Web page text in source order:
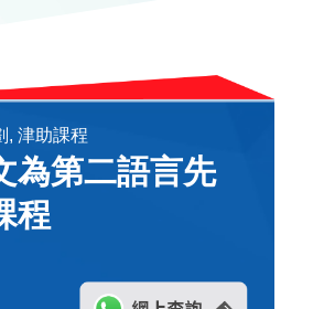
, 津助課程
為第二語言先
程